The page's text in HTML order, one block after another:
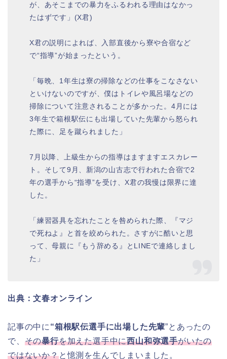
が、あそこまでの暴力をふるわれる理由はなかっ
たはずです」(X君)
X君の説明によれば、入部直後から寮や合宿など
で“指導”が始まったという。
「毎晩、1年生は寮の掃除などの仕事をこなさない
といけないのですが、僕はトイレや風呂場などの
掃除について注意されることが多かった。4月には
3年生で箱根駅伝にも出場していた先輩から怒られ
た際に、足を蹴られました」
7月以降、上級生からの指導はますますエスカレー
ト。そして9月、新潟の山古志で行われた合宿で2
年の選手から“指導”を受け、X君の我慢は限界に達
した。
「練習器具を忘れたことを咎められた際、『マジ
で死ねよ』と首を絞められた。さすがに酷いと思
って、母親に『もう辞める』とLINEで連絡しまし
た」
出典：文春オンライン
記事の中に “箱根駅伝選手に出場した先輩”とあったの
で、 その暴行を加えた選手中に西山和弥選手がいたの
ではないか？と憶測を生んでしまいました。